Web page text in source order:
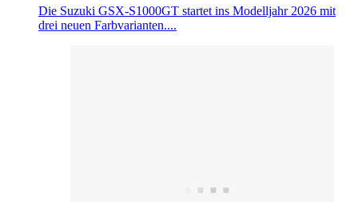
Die Suzuki GSX-S1000GT startet ins Modelljahr 2026 mit
drei neuen Farbvarianten....